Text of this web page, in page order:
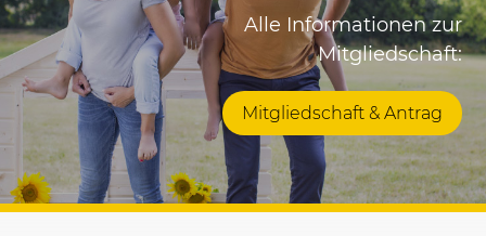
Alle Informationen zur
Mitgliedschaft:
Mitgliedschaft & Antrag